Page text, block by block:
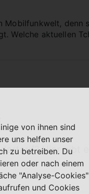
Mobilfunkwelt,
Welche aktuellen
Hier gibt
von ihnen sind
uns helfen unser
zu betreiben. Du
oder nach einem
"Analyse-Cookies"
und Cookies